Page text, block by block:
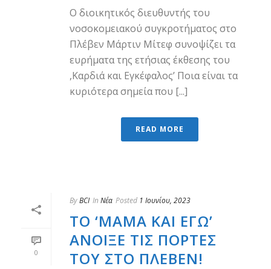
Ο διοικητικός διευθυντής του
νοσοκομειακού συγκροτήματος στο
Πλέβεν Μάρτιν Μίτεφ συνοψίζει τα
ευρήματα της ετήσιας έκθεσης του
,Καρδιά και Еγκέφαλος’ Ποια είναι τα
κυριότερα σημεία που [...]
READ MORE
0
ByBCI In Νέα Posted 1 Ιουνίου, 2023
ΤΟ ‘ΜΑΜΆ ΚΑΙ ΕΓΏ’
ΆΝΟΙΞΕ ΤΙΣ ΠΌΡΤΕΣ
ΤΟΥ ΣΤΟ ΠΛΈΒΕΝ!